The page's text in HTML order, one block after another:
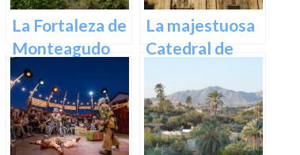
La Fortaleza de
Monteagudo
La majestuosa
Catedral de
tesoro
arquitectónico
y cultural